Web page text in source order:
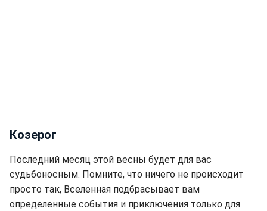
Козерог
Последний месяц этой весны будет для вас
судьбоносным. Помните, что ничего не происходит
просто так, Вселенная подбрасывает вам
определенные события и приключения только для